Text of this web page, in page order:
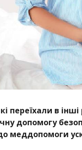
переїхали в
допомогу
меддопомоги